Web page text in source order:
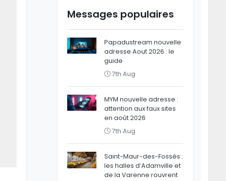
Messages populaires
Papadustream nouvelle
adresse Aout 2026 : le
guide
7th Aug
MYM nouvelle adresse :
attention aux faux sites
en août 2026
7th Aug
Saint-Maur-des-Fossés :
les halles d’Adamville et
de la Varenne rouvrent